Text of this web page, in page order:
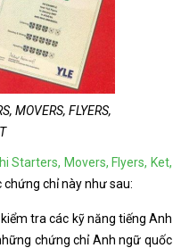
MOVERS, FLYERS,
Starters, Movers, Flyers, Ket,
chỉ này như sau:
tra các kỹ năng tiếng Anh
chứng chỉ Anh ngữ quốc